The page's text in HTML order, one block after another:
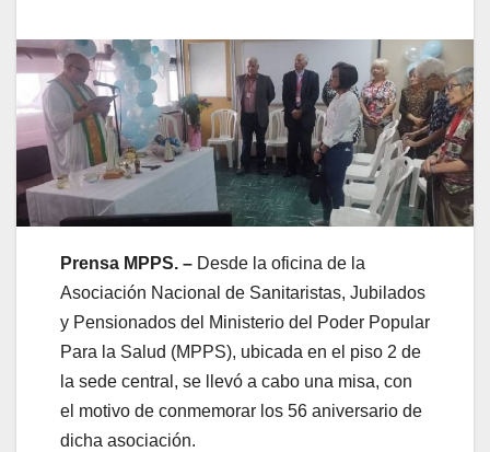
Prensa MPPS. – Desde la oficina de la
Asociación Nacional de Sanitaristas, Jubilados
y Pensionados del Ministerio del Poder Popular
Para la Salud (MPPS), ubicada en el piso 2 de
la sede central, se llevó a cabo una misa, con
el motivo de conmemorar los 56 aniversario de
dicha asociación.